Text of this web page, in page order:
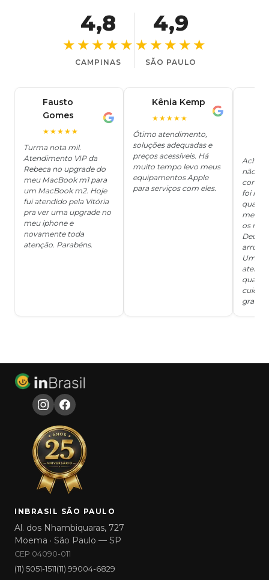
4,8
★★★★★
CAMPINAS
4,9
★★★★★
SÃO PAULO
Fausto
Gomes
★★★★★
Turma nota mil.
Atendimento VIP da
Rebeca no upgrade do
meu MacBook m1 para
um MacBook m2. Hoje
fui atendido pela Vitória
pra ver uma upgrade no
meu iphone e
novamente toda
atenção. Parabéns.
Kênia Kemp
★★★★★
Ótimo atendimento,
soluções adequadas e
preços acessíveis. Há
muito tempo levo meus
equipamentos Apple
para serviços com eles.
Achei
não
foi
me
os
Deus,
Um
grata!!!
INBRASIL SÃO PAULO
Al. dos Nhambiquaras, 727
Moema · São Paulo — SP
CEP 04090-011
(11) 5051-1511(11) 99004-6829